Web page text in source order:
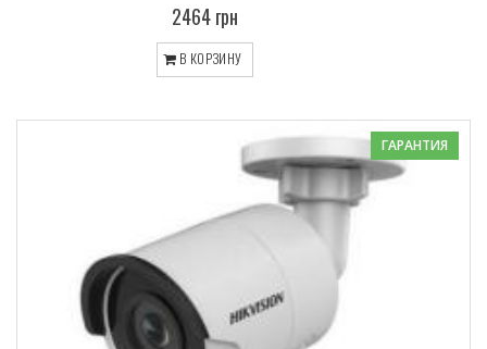
2464 грн
В КОРЗИНУ
ГАРАНТИЯ